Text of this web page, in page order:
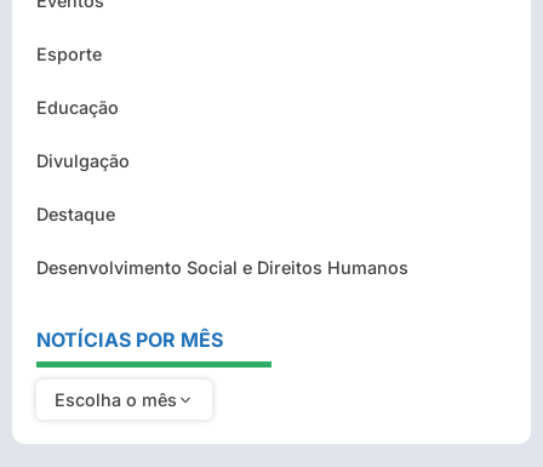
Esporte
Educação
Divulgação
Destaque
Desenvolvimento Social e Direitos Humanos
NOTÍCIAS POR MÊS
Escolha o mês